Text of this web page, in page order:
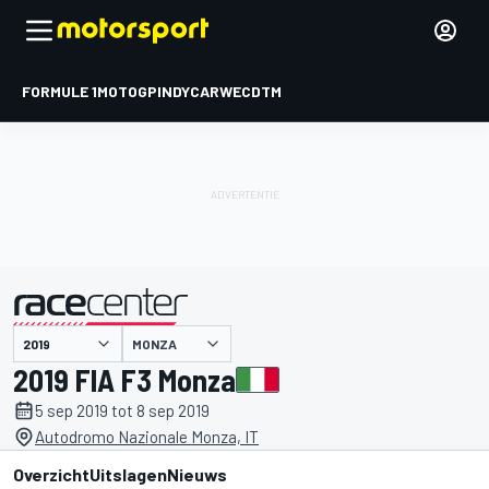
FORMULE 1MOTOGPINDYCARWECDTM
gepresenteerd door MONZA
2019 FIA F3 Monza
5 sep 2019 tot 8 sep 2019
Autodromo Nazionale Monza, IT
OverzichtUitslagenNieuws